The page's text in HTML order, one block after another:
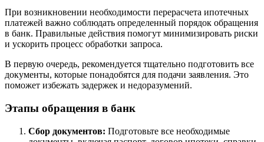
При возникновении необходимости перерасчета ипотечных
платежей важно соблюдать определенный порядок обращения
в банк. Правильные действия помогут минимизировать риски
и ускорить процесс обработки запроса.
В первую очередь, рекомендуется тщательно подготовить все
документы, которые понадобятся для подачи заявления. Это
поможет избежать задержек и недоразумений.
Этапы обращения в банк
Сбор документов: Подготовьте все необходимые